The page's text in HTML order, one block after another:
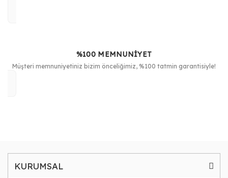
%100 MEMNUNİYET
Müşteri memnuniyetiniz bizim önceliğimiz, %100 tatmin garantisiyle!
KURUMSAL